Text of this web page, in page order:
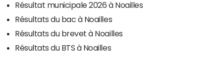
Résultat municipale 2026 à Noailles
Résultats du bac à Noailles
Résultats du brevet à Noailles
Résultats du BTS à Noailles